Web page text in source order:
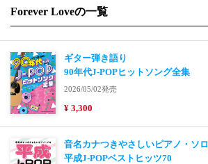
Forever Loveの一覧
ギター弾き語り
90年代J-POPヒットソング全集
2026/05/02発売
¥ 3,300
音名カナつきやさしいピアノ・ソロ
平成J-POPベストヒッツ70